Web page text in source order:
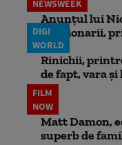
NEWSWEEK
Anunțul lui
Pensionarii,
DIGI
WORLD
Rinichii,
de fapt, vara și
FILM
NOW
Matt Damon,
superb de